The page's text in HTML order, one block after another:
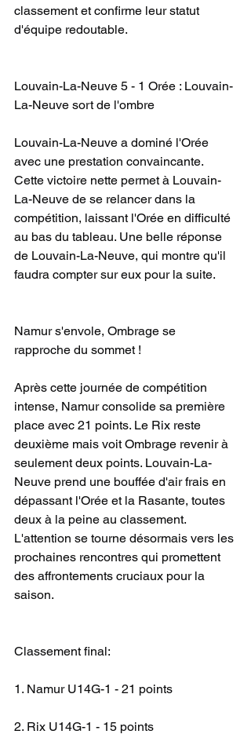
classement et confirme leur statut
d'équipe redoutable.
Louvain-La-Neuve 5 - 1 Orée : Louvain-
La-Neuve sort de l'ombre
Louvain-La-Neuve a dominé l'Orée
avec une prestation convaincante.
Cette victoire nette permet à Louvain-
La-Neuve de se relancer dans la
compétition, laissant l'Orée en difficulté
au bas du tableau. Une belle réponse
de Louvain-La-Neuve, qui montre qu'il
faudra compter sur eux pour la suite.
Namur s'envole, Ombrage se
rapproche du sommet !
Après cette journée de compétition
intense, Namur consolide sa première
place avec 21 points. Le Rix reste
deuxième mais voit Ombrage revenir à
seulement deux points. Louvain-La-
Neuve prend une bouffée d'air frais en
dépassant l'Orée et la Rasante, toutes
deux à la peine au classement.
L'attention se tourne désormais vers les
prochaines rencontres qui promettent
des affrontements cruciaux pour la
saison.
Classement final:
1. Namur U14G-1 - 21 points
2. Rix U14G-1 - 15 points